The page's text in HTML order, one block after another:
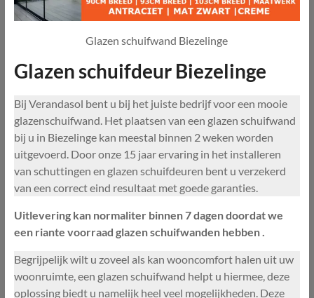
Glazen schuifwand Biezelinge
Glazen schuifdeur Biezelinge
Bij Verandasol bent u bij het juiste bedrijf voor een mooie
glazenschuifwand. Het plaatsen van een glazen schuifwand
bij u in Biezelinge kan meestal binnen 2 weken worden
uitgevoerd. Door onze 15 jaar ervaring in het installeren
van schuttingen en glazen schuifdeuren bent u verzekerd
van een correct eind resultaat met goede garanties.
Uitlevering kan normaliter binnen 7 dagen doordat we
een riante voorraad glazen schuifwanden hebben .
Begrijpelijk wilt u zoveel als kan wooncomfort halen uit uw
woonruimte, een glazen schuifwand helpt u hiermee, deze
oplossing biedt u namelijk heel veel mogelijkheden. Deze